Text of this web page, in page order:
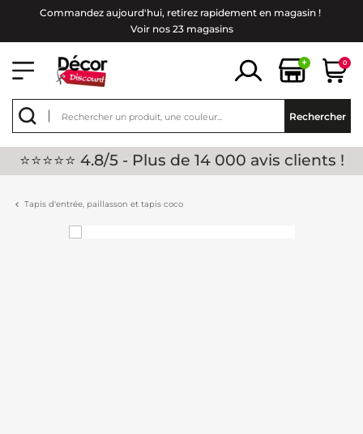
Commandez aujourd'hui, retirez rapidement en magasin !
Voir nos 23 magasins
+ 0
Rechercher
⭐⭐⭐⭐⭐ 4.8/5 - Plus de 14 000 avis clients !
Tapis d'entrée, paillasson et tapis coco